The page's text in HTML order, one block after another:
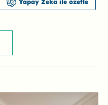
Yapay Zeka ile özetle